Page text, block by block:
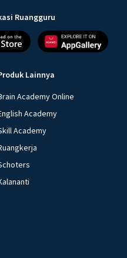
Ruangguru
Lainnya
Academy Online
Academy
Academy